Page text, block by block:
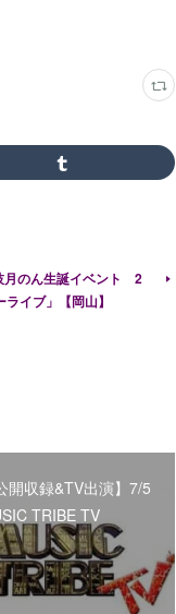
月のん生誕イベント 2
イブ」【岡山】
開収録&TV出演】7/5
TRIBE TV